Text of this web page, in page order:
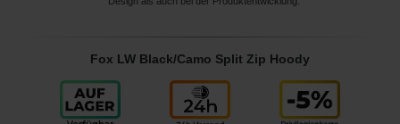
Fox LW Black/Camo Split Zip Hoody